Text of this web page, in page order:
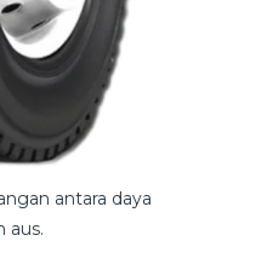
antara daya
aus.